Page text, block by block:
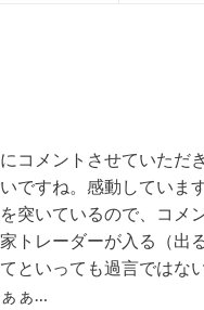
コメントさせていただ
ですね。感動していま
突いているので、コメ
トレーダーが入る（出
といっても過言ではな
ぁ…